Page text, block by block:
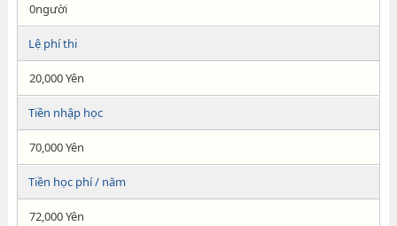
0người
Lệ phí thi
20,000 Yên
Tiền nhập học
70,000 Yên
Tiền học phí / năm
72,000 Yên